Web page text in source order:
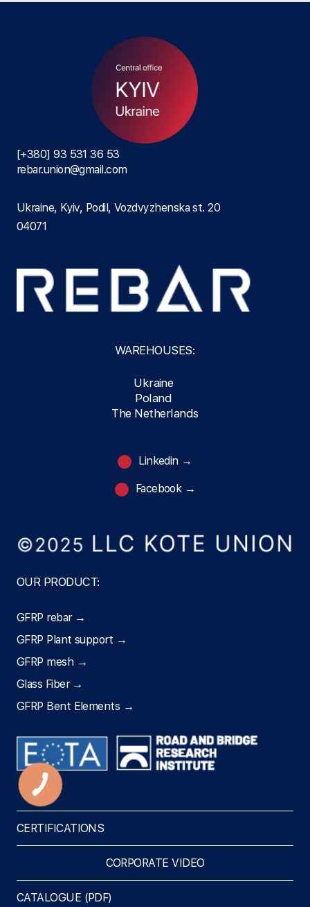
[+380] 93 531 36 53
rebar.union@gmail.com
Ukraine, Kyiv, Podil, Vozdvyzhenska st. 20
04071
WAREHOUSES:
Ukraine
Poland
The Netherlands
Linkedin →
Facebook →
OUR PRODUCT:
GFRP rebar →
GFRP Plant support →
GFRP mesh →
Glass Fiber →
GFRP Bent Elements →
CERTIFICATIONS
CORPORATE VIDEO
CATALOGUE (PDF)